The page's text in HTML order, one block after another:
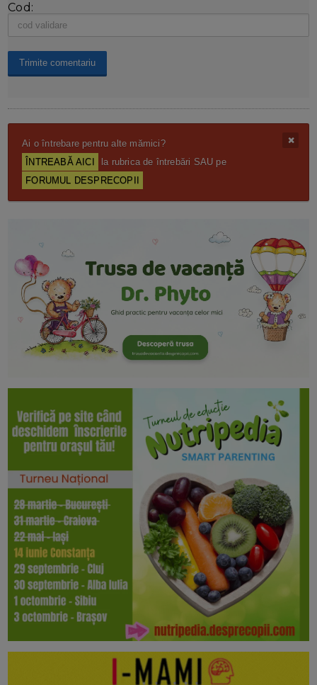
Cod:
Ai o întrebare pentru alte mămici?
ÎNTREABĂ AICI
la rubrica de întrebări SAU pe
FORUMUL DESPRECOPII